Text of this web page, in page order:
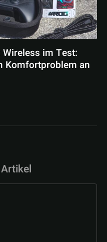
Wireless im Test:
Komfortproblem an